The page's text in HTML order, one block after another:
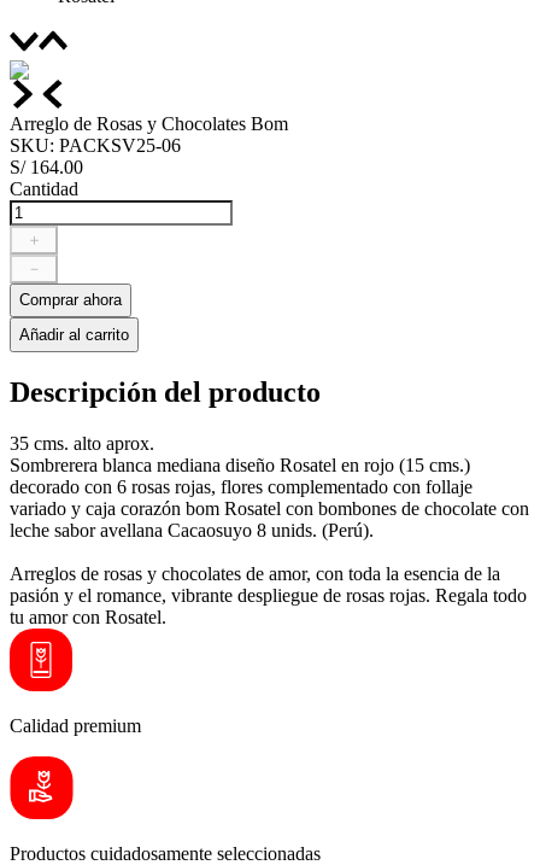
Arreglo de Rosas y Chocolates Bom
SKU: PACKSV25-06
S/ 164.00
Cantidad
＋
－
Comprar ahora
Añadir al carrito
Descripción del producto
35 cms. alto aprox.
Sombrerera blanca mediana diseño Rosatel en rojo (15 cms.)
decorado con 6 rosas rojas, flores complementado con follaje
variado y caja corazón bom Rosatel con bombones de chocolate con
leche sabor avellana Cacaosuyo 8 unids. (Perú).
Arreglos de rosas y chocolates de amor, con toda la esencia de la
pasión y el romance, vibrante despliegue de rosas rojas. Regala todo
tu amor con Rosatel.
Calidad premium
Productos cuidadosamente seleccionadas